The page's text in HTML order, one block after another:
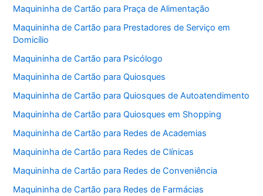
Maquininha de Cartão para Praça de Alimentação
Maquininha de Cartão para Prestadores de Serviço em
Domicílio
Maquininha de Cartão para Psicólogo
Maquininha de Cartão para Quiosques
Maquininha de Cartão para Quiosques de Autoatendimento
Maquininha de Cartão para Quiosques em Shopping
Maquininha de Cartão para Redes de Academias
Maquininha de Cartão para Redes de Clínicas
Maquininha de Cartão para Redes de Conveniência
Maquininha de Cartão para Redes de Farmácias